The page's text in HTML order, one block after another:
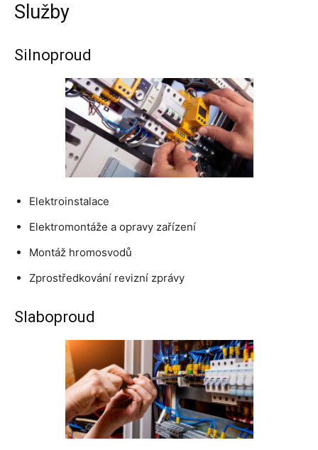
Služby
Silnoproud
Elektroinstalace
Elektromontáže a opravy zařízení
Montáž hromosvodů
Zprostředkování revizní zprávy
Slaboproud